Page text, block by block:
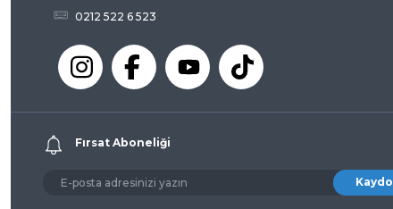
0212 522 6 523
Fırsat Aboneliği
Kaydol